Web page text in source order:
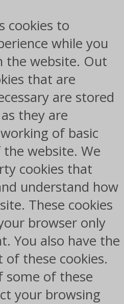
cookies to
while you
the website. Out
that are
are stored
they are
of basic
website. We
cookies that
understand how
These cookies
browser only
You also have the
these cookies.
some of these
your browsing